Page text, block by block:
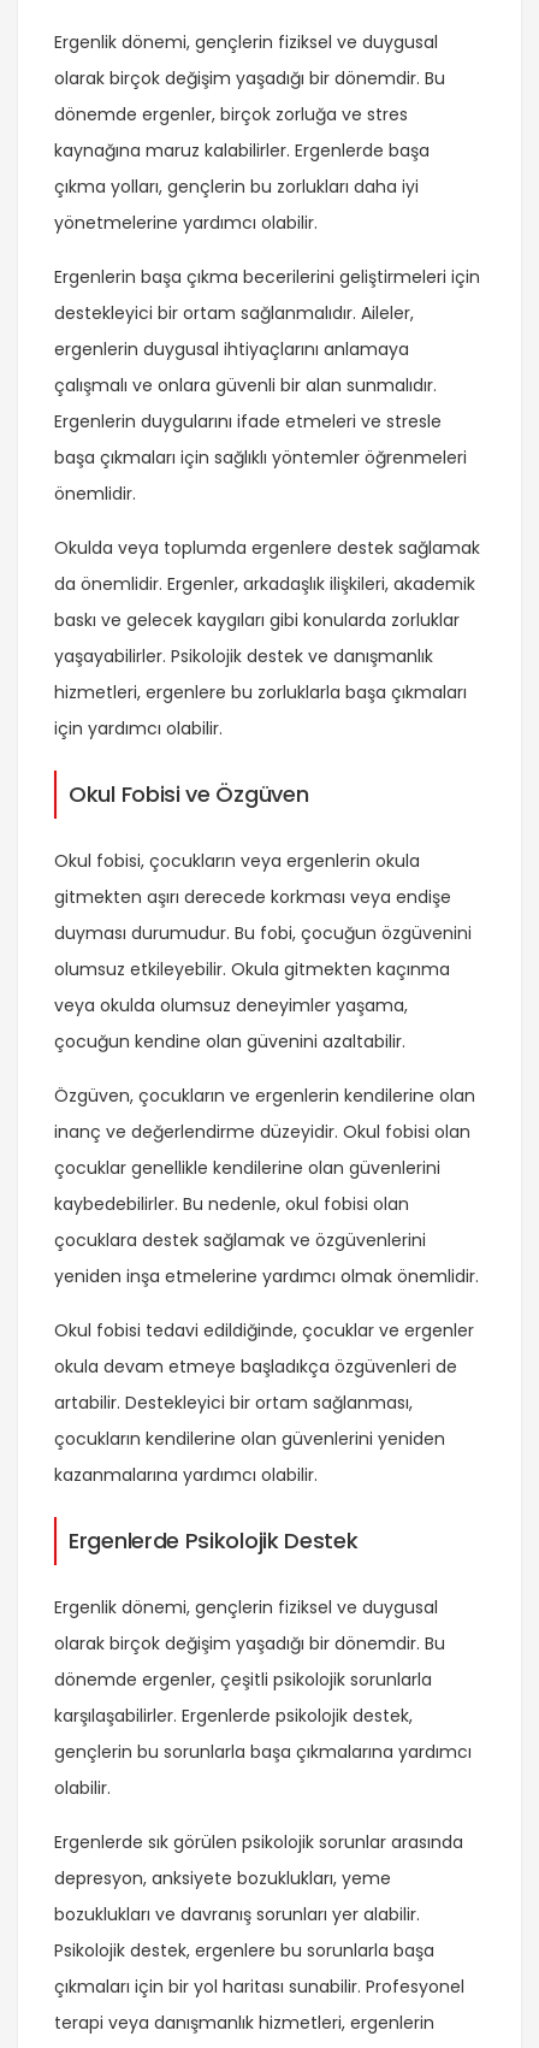
Ergenlik dönemi, gençlerin fiziksel ve duygusal
olarak birçok değişim yaşadığı bir dönemdir. Bu
dönemde ergenler, birçok zorluğa ve stres
kaynağına maruz kalabilirler. Ergenlerde başa
çıkma yolları, gençlerin bu zorlukları daha iyi
yönetmelerine yardımcı olabilir.
Ergenlerin başa çıkma becerilerini geliştirmeleri için
destekleyici bir ortam sağlanmalıdır. Aileler,
ergenlerin duygusal ihtiyaçlarını anlamaya
çalışmalı ve onlara güvenli bir alan sunmalıdır.
Ergenlerin duygularını ifade etmeleri ve stresle
başa çıkmaları için sağlıklı yöntemler öğrenmeleri
önemlidir.
Okulda veya toplumda ergenlere destek sağlamak
da önemlidir. Ergenler, arkadaşlık ilişkileri, akademik
baskı ve gelecek kaygıları gibi konularda zorluklar
yaşayabilirler. Psikolojik destek ve danışmanlık
hizmetleri, ergenlere bu zorluklarla başa çıkmaları
için yardımcı olabilir.
Okul Fobisi ve Özgüven
Okul fobisi, çocukların veya ergenlerin okula
gitmekten aşırı derecede korkması veya endişe
duyması durumudur. Bu fobi, çocuğun özgüvenini
olumsuz etkileyebilir. Okula gitmekten kaçınma
veya okulda olumsuz deneyimler yaşama,
çocuğun kendine olan güvenini azaltabilir.
Özgüven, çocukların ve ergenlerin kendilerine olan
inanç ve değerlendirme düzeyidir. Okul fobisi olan
çocuklar genellikle kendilerine olan güvenlerini
kaybedebilirler. Bu nedenle, okul fobisi olan
çocuklara destek sağlamak ve özgüvenlerini
yeniden inşa etmelerine yardımcı olmak önemlidir.
Okul fobisi tedavi edildiğinde, çocuklar ve ergenler
okula devam etmeye başladıkça özgüvenleri de
artabilir. Destekleyici bir ortam sağlanması,
çocukların kendilerine olan güvenlerini yeniden
kazanmalarına yardımcı olabilir.
Ergenlerde Psikolojik Destek
Ergenlik dönemi, gençlerin fiziksel ve duygusal
olarak birçok değişim yaşadığı bir dönemdir. Bu
dönemde ergenler, çeşitli psikolojik sorunlarla
karşılaşabilirler. Ergenlerde psikolojik destek,
gençlerin bu sorunlarla başa çıkmalarına yardımcı
olabilir.
Ergenlerde sık görülen psikolojik sorunlar arasında
depresyon, anksiyete bozuklukları, yeme
bozuklukları ve davranış sorunları yer alabilir.
Psikolojik destek, ergenlere bu sorunlarla başa
çıkmaları için bir yol haritası sunabilir. Profesyonel
terapi veya danışmanlık hizmetleri, ergenlerin